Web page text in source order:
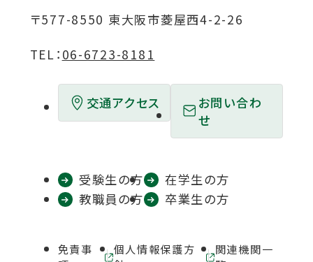
ド
で
開
き
ド
で
開
き
ド
開
ド
開
き
ま
ド
開
き
〒577-8550 東大阪市菱屋西4-2-26
TEL： 06-6723-8181
交通アクセス
お問い合わ
せ
受験生の方
在学生の方
教職員の方
卒業生の方
免責事
個人情報保護方
関連機関一